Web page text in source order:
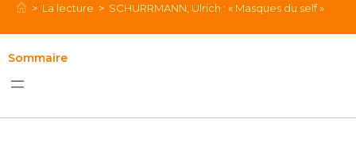
> La lecture > SCHURRMANN, Ulrich : « Masques du self »
Sommaire